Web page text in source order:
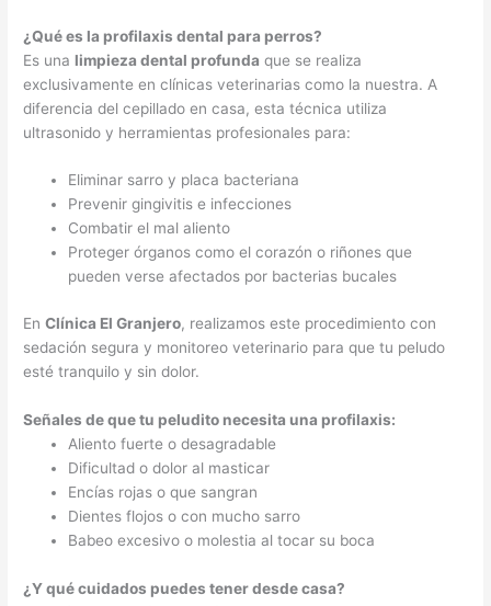
¿Qué es la profilaxis dental para perros?
Es una limpieza dental profunda que se realiza
exclusivamente en clínicas veterinarias como la nuestra. A
diferencia del cepillado en casa, esta técnica utiliza
ultrasonido y herramientas profesionales para:
Eliminar sarro y placa bacteriana
Prevenir gingivitis e infecciones
Combatir el mal aliento
Proteger órganos como el corazón o riñones que
pueden verse afectados por bacterias bucales
EnClínica El Granjero, realizamos este procedimiento con
sedación segura y monitoreo veterinario para que tu peludo
esté tranquilo y sin dolor.
Señales de que tu peludito necesita una profilaxis:
Aliento fuerte o desagradable
Dificultad o dolor al masticar
Encías rojas o que sangran
Dientes flojos o con mucho sarro
Babeo excesivo o molestia al tocar su boca
¿Y qué cuidados puedes tener desde casa?